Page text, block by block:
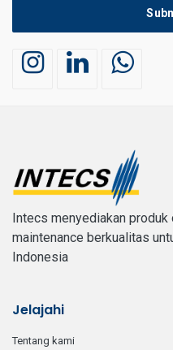
Intecs menyediakan
maintenance berkualitas
Indonesia
Jelajahi
tentang kami